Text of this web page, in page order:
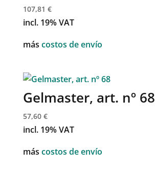
107,81 €
incl. 19% VAT
más costos de envío
Gelmaster, art. nº 68
57,60 €
incl. 19% VAT
más costos de envío